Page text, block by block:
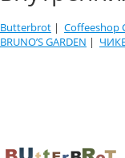
Butterbrot | Coffeeshop
BRUNO’S GARDEN |